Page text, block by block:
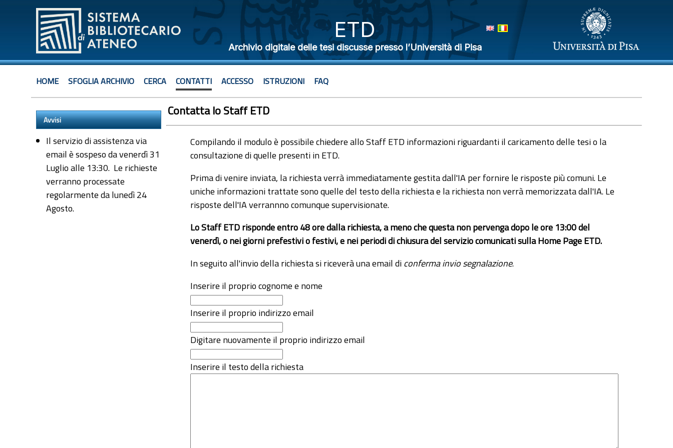
ETD
Archivio digitale delle tesi discusse presso l’Università di Pisa
HOME SFOGLIA ARCHIVIO CERCA CONTATTI ACCESSO ISTRUZIONI FAQ
Avvisi
Il servizio di assistenza via
email è sospeso da venerdì 31
Luglio alle 13:30. Le richieste
verranno processate
regolarmente da lunedì 24
Agosto.
Contatta lo Staff ETD
Compilando il modulo è possibile chiedere allo Staff ETD informazioni riguardanti il caricamento delle tesi o la
consultazione di quelle presenti in ETD.
Prima di venire inviata, la richiesta verrà immediatamente gestita dall'IA per fornire le risposte più comuni. Le
uniche informazioni trattate sono quelle del testo della richiesta e la richiesta non verrà memorizzata dall'IA. Le
risposte dell'IA verrannno comunque supervisionate.
Lo Staff ETD risponde entro 48 ore dalla richiesta, a meno che questa non pervenga dopo le ore 13:00 del
venerdì, o nei giorni prefestivi o festivi, e nei periodi di chiusura del servizio comunicati sulla Home Page ETD.
In seguito all'invio della richiesta si riceverà una email diconferma invio segnalazione.
Inserire il proprio cognome e nome
Inserire il proprio indirizzo email
Digitare nuovamente il proprio indirizzo email
Inserire il testo della richiesta